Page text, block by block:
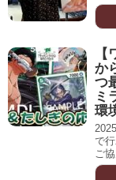
か
つ
ミ
環
で
ご